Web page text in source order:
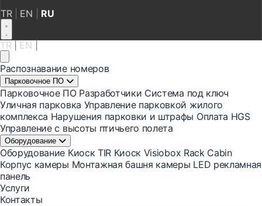
TR
EN RU
TR EN
Распознавание номеров
Парковочное ПО
Парковочное ПО Разработчики Система под ключ
Уличная парковка Управление парковкой жилого
комплекса Нарушения парковки и штрафы Оплата HGS
Управление с высоты птичьего полета
Оборудование
Оборудование Киоск TIR Киоск Visiobox Rack Cabin
Корпус камеры Монтажная башня камеры LED рекламная
панель
Услуги
Контакты